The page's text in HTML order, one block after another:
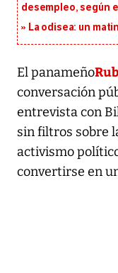
desempleo, según
La odisea: un
El panameño
conversación
entrevista con
sin filtros sobre
activismo
convertirse en